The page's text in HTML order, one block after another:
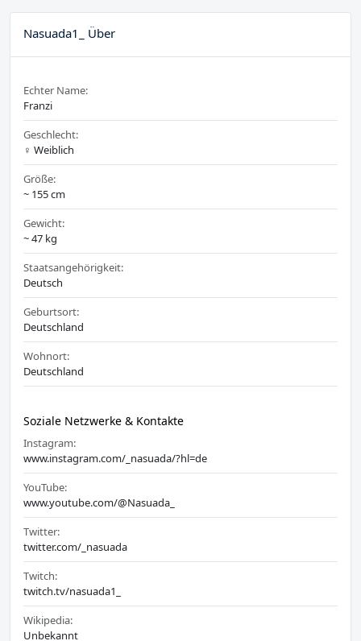
Nasuada1_ Über
Echter Name:
Franzi
Geschlecht:
♀️ Weiblich
Größe:
~ 155 cm
Gewicht:
~ 47 kg
Staatsangehörigkeit:
Deutsch
Geburtsort:
Deutschland
Wohnort:
Deutschland
Soziale Netzwerke & Kontakte
Instagram:
www.instagram.com/_nasuada/?hl=de
YouTube:
www.youtube.com/@Nasuada_
Twitter:
twitter.com/_nasuada
Twitch:
twitch.tv/nasuada1_
Wikipedia:
Unbekannt